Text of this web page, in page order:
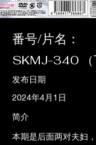
番号/片名：
SKMJ-340 （
发布日期
2024年4月1日
简介
本期是后面两对夫妇